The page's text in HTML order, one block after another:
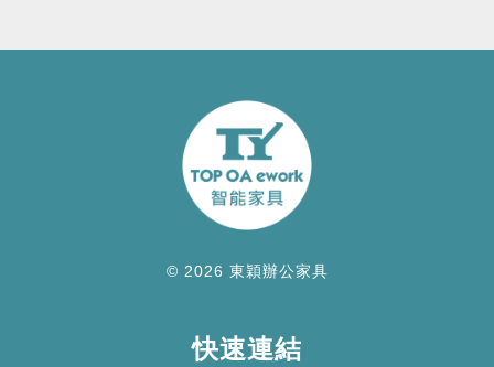
© 2026 東穎辦公家具
快速連結